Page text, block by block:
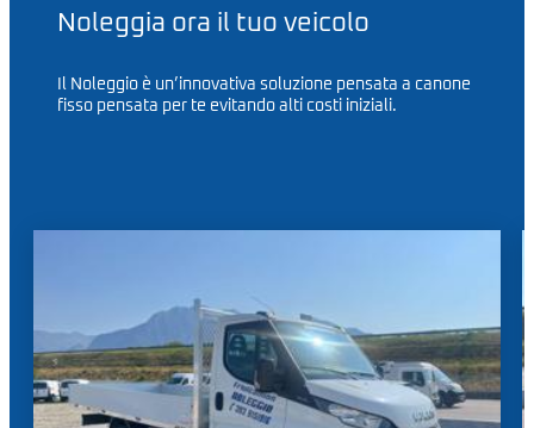
Noleggia ora il tuo veicolo
Il Noleggio è un’innovativa soluzione pensata a canone
fisso pensata per te evitando alti costi iniziali.